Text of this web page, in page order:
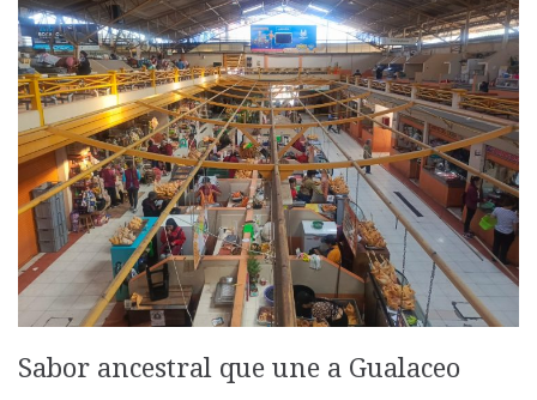
Sabor ancestral que une a Gualaceo